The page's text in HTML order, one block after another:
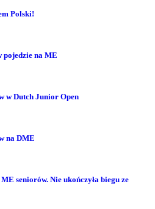
Polski!
pojedzie na ME
w Dutch Junior Open
na DME
seniorów. Nie ukończyła biegu ze